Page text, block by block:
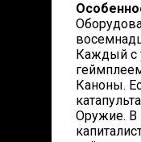
Каждый с
Каноны.
Оружие. В